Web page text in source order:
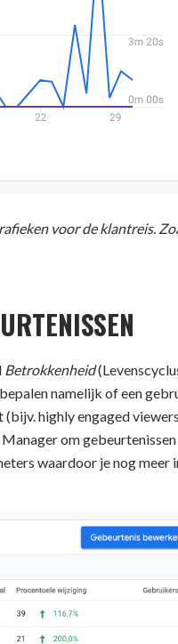
voor de klantreis.
Betrokkenheid
namelijk of een
highly engaged
om
waardoor je nog